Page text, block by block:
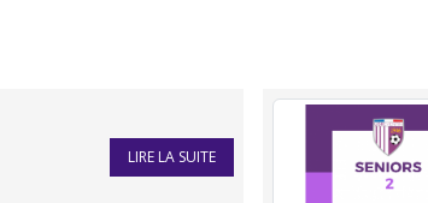
LIRE LA SUITE